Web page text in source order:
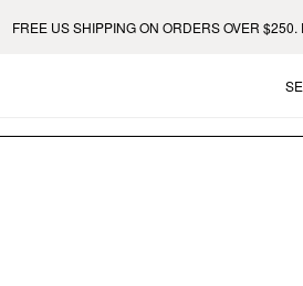
FREE US SHIPPING ON ORDERS OVER $250.